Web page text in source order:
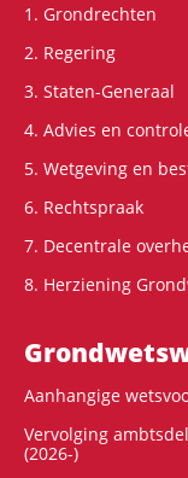
1. Grondrechten
2. Regering
3. Staten-Generaal
4. Advies en
5. Wetgeving en
6. Rechtspraak
7. Decentrale
8. Herziening
Aanhangige
Vervolging
(2026-)